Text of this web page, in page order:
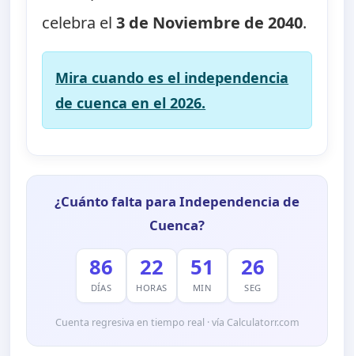
celebra el3 de Noviembre de 2040.
Mira cuando es el independencia
de cuenca en el 2026.
¿Cuánto falta para Independencia de
Cuenca?
86
DÍAS
22
HORAS
51
MIN
24
SEG
Cuenta regresiva en tiempo real · vía Calculatorr.com